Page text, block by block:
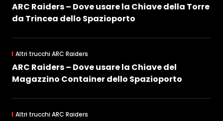
ARC Raiders – Dove usare la Chiave della Torre
da Trincea dello Spazioporto
Altri trucchi ARC Raiders
ARC Raiders – Dove usare la Chiave del
Magazzino Container dello Spazioporto
Altri trucchi ARC Raiders